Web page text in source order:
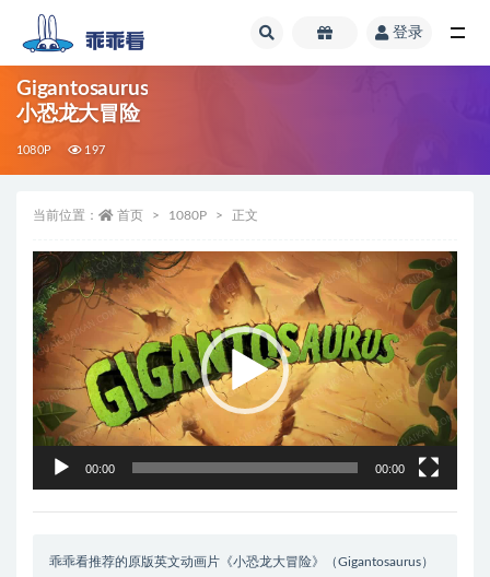
登录
Gigantosaurus
小恐龙大冒险
1080P 197
当前位置： 首页 1080P 正文
视
频
播
放
器
00:00 00:00
乖乖看推荐的原版英文动画片《小恐龙大冒险》（Gigantosaurus）